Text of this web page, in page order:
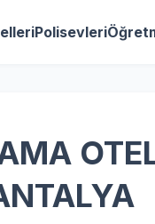
Polisevleri